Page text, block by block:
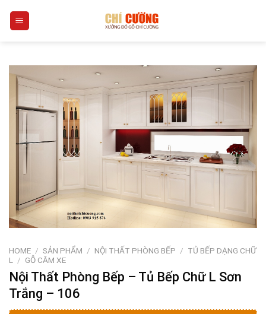
HOME / SẢN PHẨM / NỘI THẤT PHÒNG BẾP / TỦ BẾP DẠNG CHỮ
L / GỖ CĂM XE
Nội Thất Phòng Bếp – Tủ Bếp Chữ L Sơn
Trắng – 106